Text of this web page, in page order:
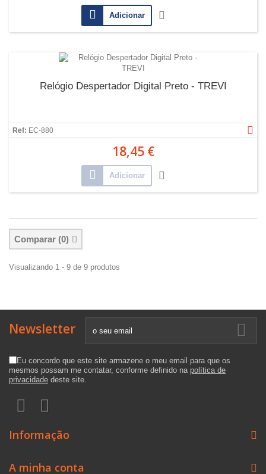
Adicionar
Relógio Despertador Digital Preto - TREVI
Ref: EC-880
18,45 €
Adicionar
Comparar (0)
Visualizando 1 - 9 de 9 produtos
Newsletter
Eu concordo que este site armazene o meu email para que os
mesmos possam me contatar, conforme definido na política de
privacidade deste site.
Informação
A minha conta